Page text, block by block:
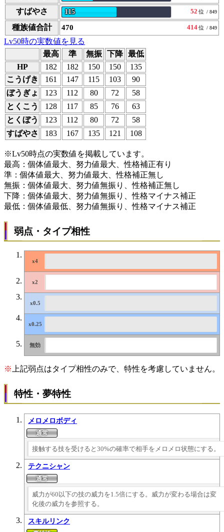
すばやさ 115 52 位 / 849
種族値合計 470 414位 / 849
Lv50時の実数値を見る
最高
準 無振 下降 最低
HP
182 182 150 150
135
こうげき
161 147 115 103
90
ぼうぎょ
123 112 80 72
58
とくこう
128 117 85 76
63
とくぼう
123 112 80 72
58
すばやさ
183 167 135 121 108
※Lv50時点の実数値を掲載しています。
最高：個体値最大、努力値最大、性格補正有り
準：個体値最大、努力値最大、性格補正無し
無振：個体値最大、努力値無振り、性格補正無し
下降：個体値最大、努力値無振り、性格マイナス補正
最低：個体値最低、努力値無振り、性格マイナス補正
弱点・タイプ相性
※ 上記弱点はタイプ相性のみで、特性を考慮していません。
特性・夢特性
メロメロボディ
接触する技を受けると30%の確率で相手をメロメロ状態にする。
テクニシャン
威力が60以下の技の威力を1.5倍にする。威力が変わる場合は変
化後の威力を参照する。
スキルリンク